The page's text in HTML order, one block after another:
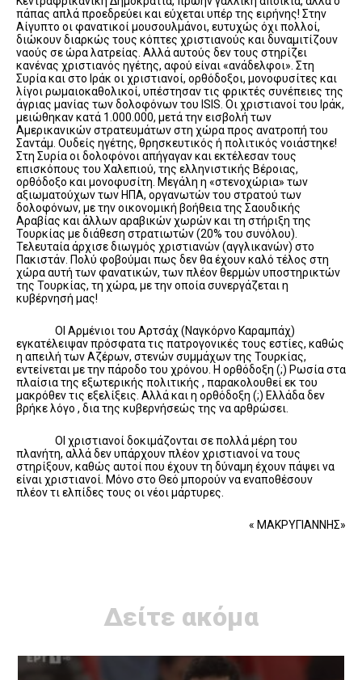
πάπας απλά προεδρεύει και εύχεται υπέρ της ειρήνης! Στην
Αίγυπτο οι φανατικοί μουσουλμάνοι, ευτυχώς όχι πολλοί,
διώκουν διαρκώς τους κόπτες χριστιανούς και δυναμιτίζουν
ναούς σε ώρα λατρείας. Αλλά αυτούς δεν τους στηρίζει
κανένας χριστιανός ηγέτης, αφού είναι «ανάδελφοι». Στη
Συρία και στο Ιράκ οι χριστιανοί, ορθόδοξοι, μονοφυσίτες και
λίγοι ρωμαιοκαθολικοί, υπέστησαν τις φρικτές συνέπειες της
άγριας μανίας των δολοφόνων του ISIS. Οι χριστιανοί του Ιράκ,
μειώθηκαν κατά 1.000.000, μετά την εισβολή των
Αμερικανικών στρατευμάτων στη χώρα προς ανατροπή του
Σαντάμ. Ουδείς ηγέτης, θρησκευτικός ή πολιτικός νοιάστηκε!
Στη Συρία οι δολοφόνοι απήγαγαν και εκτέλεσαν τους
επισκόπους του Χαλεπιού, της ελληνιστικής Βέροιας,
ορθόδοξο και μονοφυσίτη. Μεγάλη η «στενοχώρια» των
αξιωματούχων των ΗΠΑ, οργανωτών του στρατού των
δολοφόνων, με την οικονομική βοήθεια της Σαουδικής
Αραβίας και άλλων αραβικών χωρών και τη στήριξη της
Τουρκίας με διάθεση στρατιωτών (20% του συνόλου).
Τελευταία άρχισε διωγμός χριστιανών (αγγλικανών) στο
Πακιστάν. Πολύ φοβούμαι πως δεν θα έχουν καλό τέλος στη
χώρα αυτή των φανατικών, των πλέον θερμών υποστηρικτών
της Τουρκίας, τη χώρα, με την οποία συνεργάζεται η
κυβέρνησή μας!
ΟΙ Αρμένιοι του Αρτσάχ (Ναγκόρνο Καραμπάχ)
εγκατέλειψαν πρόσφατα τις πατρογονικές τους εστίες, καθώς
η απειλή των Αζέρων, στενών συμμάχων της Τουρκίας,
εντείνεται με την πάροδο του χρόνου. Η ορθόδοξη (;) Ρωσία στα
πλαίσια της εξωτερικής πολιτικής , παρακολουθεί εκ του
μακρόθεν τις εξελίξεις. Αλλά και η ορθόδοξη (;) Ελλάδα δεν
βρήκε λόγο , δια της κυβερνήσεώς της να αρθρώσει.
ΟΙ χριστιανοί δοκιμάζονται σε πολλά μέρη του
πλανήτη, αλλά δεν υπάρχουν πλέον χριστιανοί να τους
στηρίξουν, καθώς αυτοί που έχουν τη δύναμη έχουν πάψει να
είναι χριστιανοί. Μόνο στο Θεό μπορούν να εναποθέσουν
πλέον τι ελπίδες τους οι νέοι μάρτυρες.
« ΜΑΚΡΥΓΙΑΝΝΗΣ»
Δείτε ακόμα